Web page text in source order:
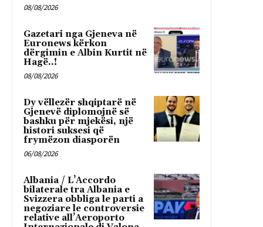
08/08/2026
Gazetari nga Gjeneva në
Euronews kërkon
dërgimin e Albin Kurtit në
Hagë..!
08/08/2026
Dy vëllezër shqiptarë në
Gjenevë diplomojnë së
bashku për mjekësi, një
histori suksesi që
frymëzon diasporën
06/08/2026
Albania / L’Accordo
bilaterale tra Albania e
Svizzera obbliga le parti a
negoziare le controversie
relative all’Aeroporto